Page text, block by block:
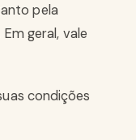
pela
geral, vale
condições